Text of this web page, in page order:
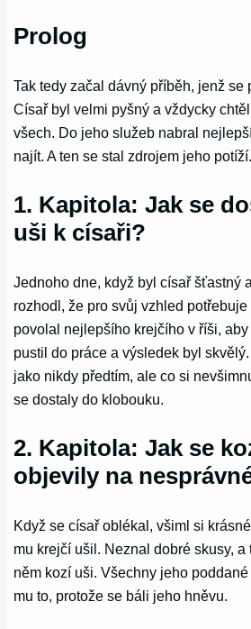
Prolog
Tak tedy začal dávný příběh, jenž se
Císař byl velmi pyšný a vždycky
všech. Do jeho služeb nabral
najít. A ten se stal zdrojem jeho potíží.
1. Kapitola: Jak se
uši k císaři?
Jednoho dne, když byl císař šťastný
rozhodl, že pro svůj vzhled
povolal nejlepšího krejčího v říši,
pustil do práce a výsledek byl
jako nikdy předtím, ale co si
se dostaly do klobouku.
2. Kapitola: Jak se
objevily na
Když se císař oblékal, všiml si
mu krejčí ušil. Neznal dobré skusy,
něm kozí uši. Všechny jeho
mu to, protože se báli jeho hněvu.